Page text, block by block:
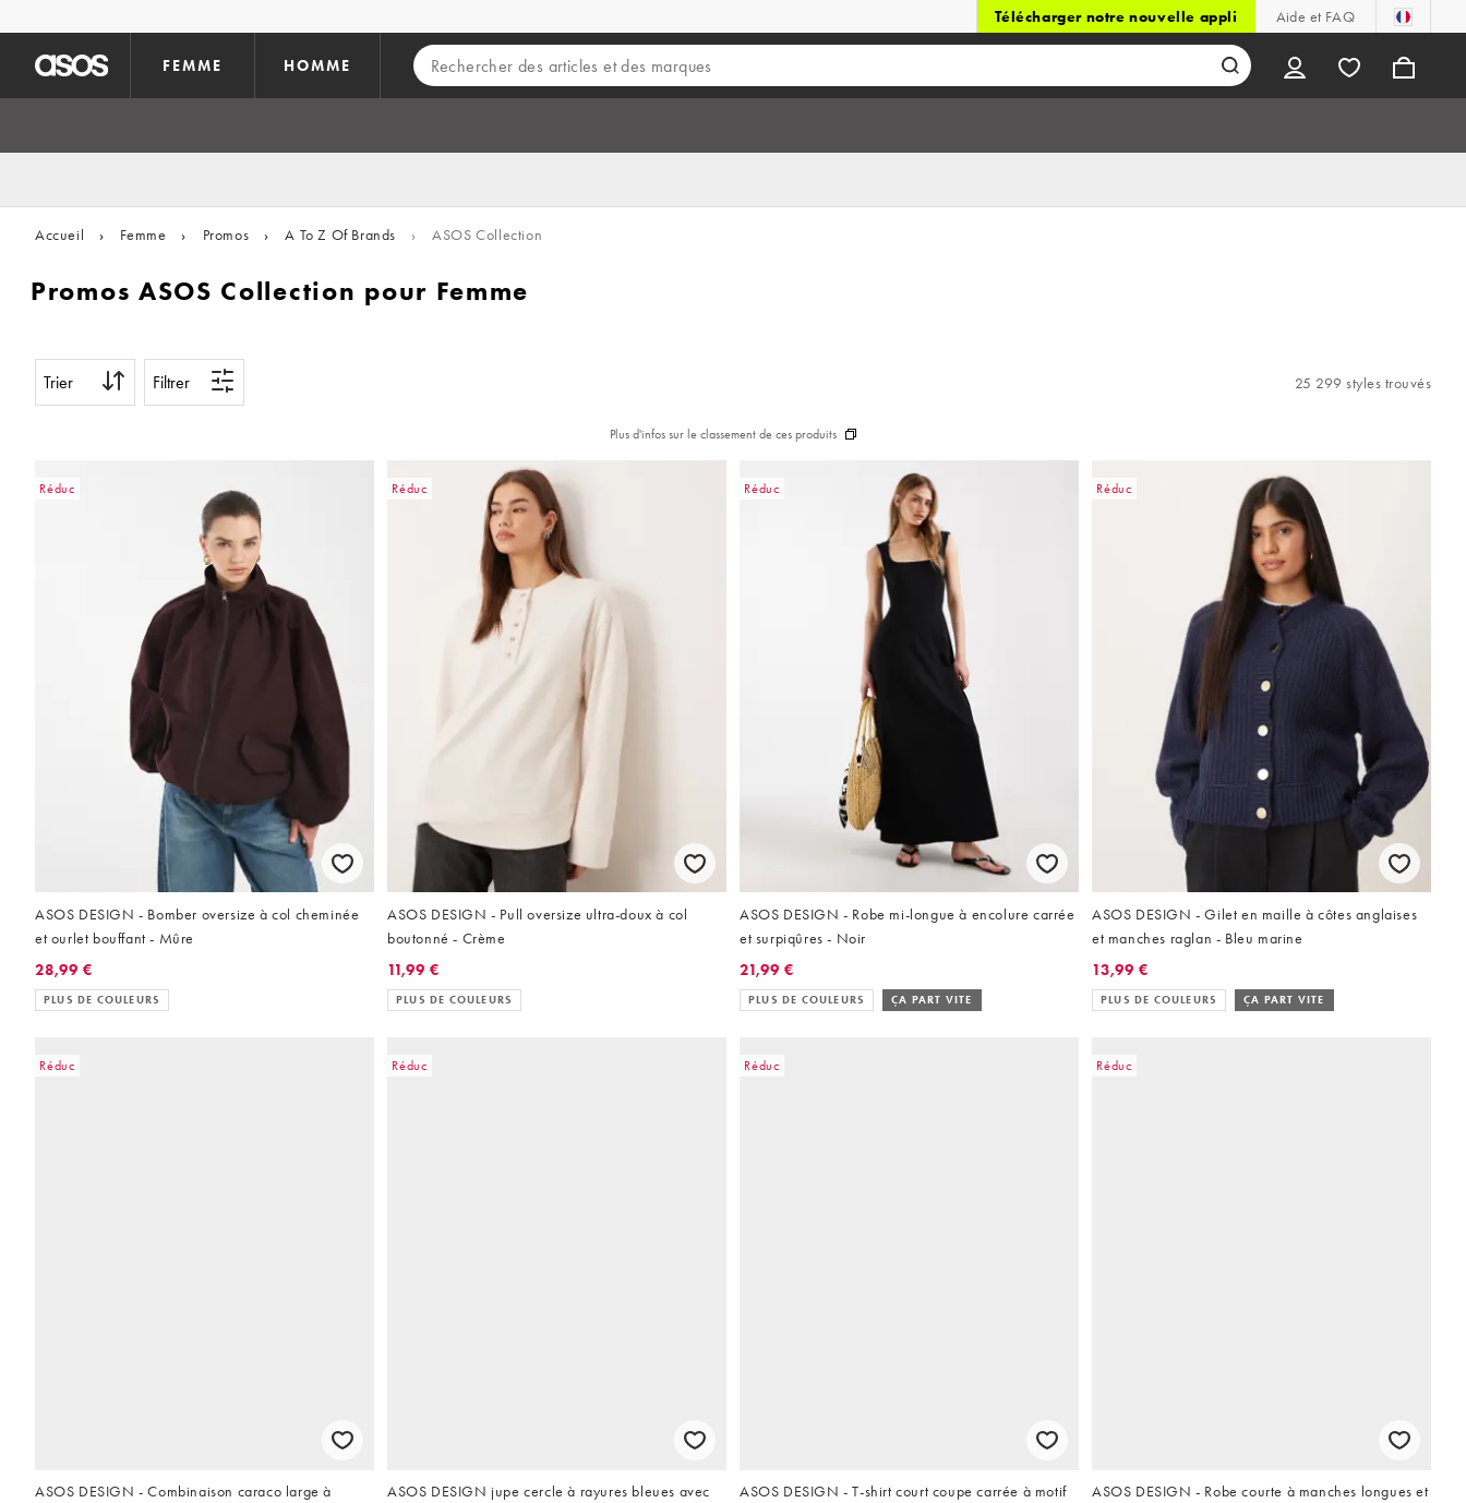
Télécharger notre nouvelle appli Aide et FAQ
FEMME HOMME
Accueil › Femme › Promos › A To Z Of Brands › ASOS Collection
Promos ASOS Collection pour Femme
Trier Filtrer 25 299 styles trouvés
Plus d'infos sur le classement de ces produits
Réduc
ASOS DESIGN - Bomber oversize à col cheminée
et ourlet bouffant - Mûre
28,99 €
PLUS DE COULEURS
Réduc
ASOS DESIGN - Pull oversize ultra-doux à col
boutonné - Crème
11,99 €
PLUS DE COULEURS
Réduc
ASOS DESIGN - Robe mi-longue à encolure carrée
et surpiqûres - Noir
21,99 €
PLUS DE COULEURS ÇA PART VITE
Réduc
ASOS DESIGN - Gilet en maille à côtes anglaises
et manches raglan - Bleu marine
13,99 €
PLUS DE COULEURS ÇA PART VITE
Réduc
ASOS DESIGN - Combinaison caraco large à
Réduc
ASOS DESIGN jupe cercle à rayures bleues avec
Réduc
ASOS DESIGN - T-shirt court coupe carrée à motif
Réduc
ASOS DESIGN - Robe courte à manches longues et